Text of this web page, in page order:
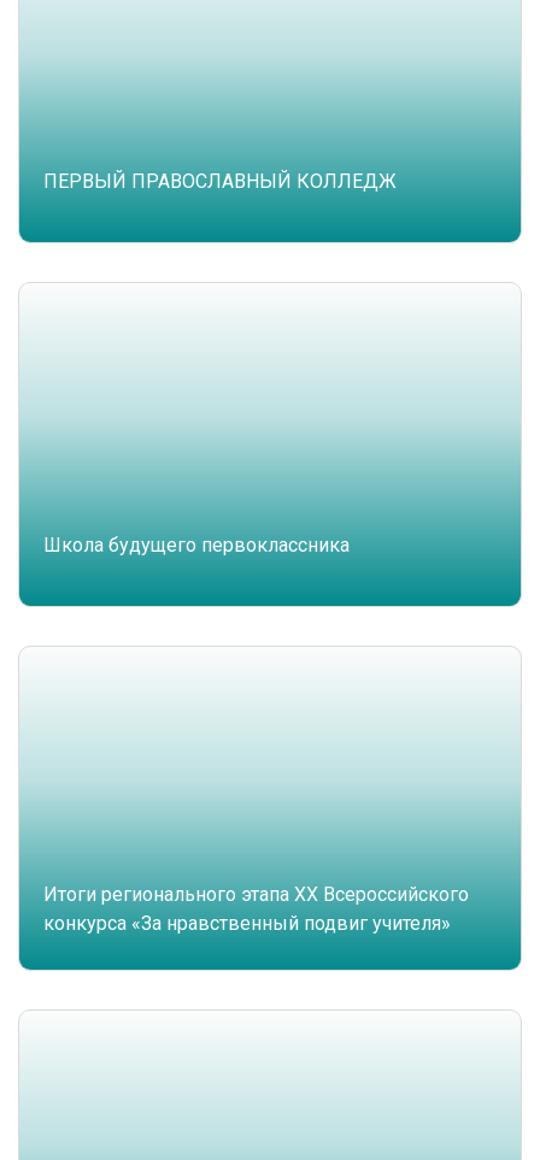
ПЕРВЫЙ ПРАВОСЛАВНЫЙ КОЛЛЕДЖ
Школа будущего первоклассника
Итоги регионального этапа XX Всероссийского
конкурса «За нравственный подвиг учителя»